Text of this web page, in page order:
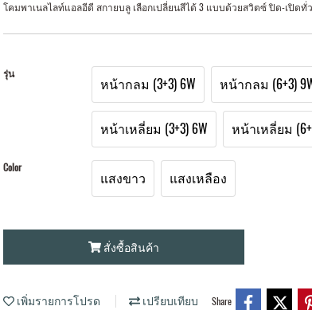
โคมพาเนลไลท์แอลอีดี สกายบลู เลือกเปลี่ยนสีได้ 3 แบบด้วยสวิตซ์ ปิด-เปิด
รุ่น
หน้ากลม (3+3) 6W หน้ากลม (6+3)
หน้าเหลี่ยม (3+3) 6W หน้าเหลี่ยม
Color
แสงขาว แสงเหลือง
สั่งซื้อสินค้า
เพิ่มรายการโปรด เปรียบเทียบ Share